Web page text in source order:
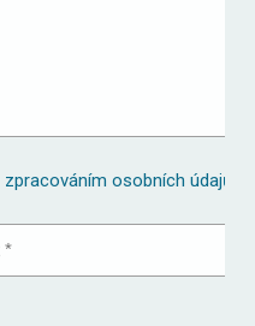
zpracováním osobních údajů